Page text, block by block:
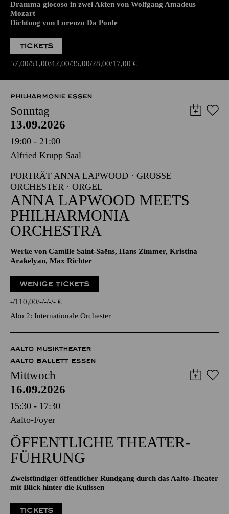
Dramma giocoso in zwei Akten von Wolfgang Amadeus
Mozart
Dichtung von Lorenzo Da Ponte
TICKETS
57,00 51,00 42,00 35,00 28,00 17,00 €
PHILHARMONIE ESSEN
Sonntag
13.09.2026
19:00 - 21:00
Alfried Krupp Saal
PORTRÄT ANNA LAPWOOD · GROSSE O
RCHESTER · ORGEL
ANNA LAPWOOD MEETS
PHILHARMONIA
ORCHESTRA
Werke von Camille Saint-Saëns, Hans Zimmer, Kristina
Arakelyan, Max Richter
WENIGE TICKETS
- 110,00 - - - - €
Abo 2: Internationale Orchester
AALTO MUSIKTHEATER
AALTO BALLETT ESSEN
Mittwoch
16.09.2026
15:30 - 17:30
Aalto-Foyer
ÖFFENTLICHE THEATER­
FÜHRUNG
Zweistündiger öffentlicher Rundgang durch das Aalto-Theater
mit Blick hinter die Kulissen
TICKETS